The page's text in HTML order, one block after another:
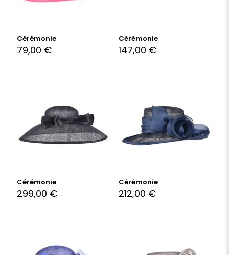
Cérémonie
79,00 €
Cérémonie
147,00 €
Cérémonie
299,00 €
Cérémonie
212,00 €